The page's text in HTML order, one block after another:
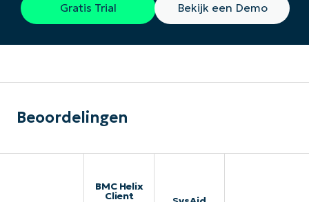
Gratis Trial Bekijk een Demo
Beoordelingen
BMC Helix
Client